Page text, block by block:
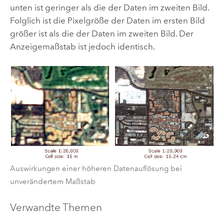
unten ist geringer als die der Daten im zweiten Bild.
Folglich ist die Pixelgröße der Daten im ersten Bild
größer ist als die der Daten im zweiten Bild. Der
Anzeigemaßstab ist jedoch identisch.
Auswirkungen einer höheren Datenauflösung bei
unverändertem Maßstab
Verwandte Themen